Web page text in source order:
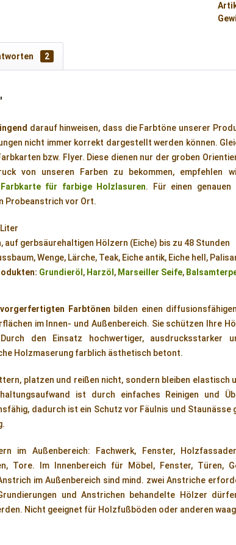
2
darauf hinweisen, dass die Farbtöne unserer
nicht immer korrekt dargestellt werden können.
bzw. Flyer. Diese dienen nur der groben
von unseren Farben zu bekommen, empfehlen
Farbkarte für farbige Holzlasuren. Für einen genauen
Probeanstrich vor Ort.
auf gerbsäurehaltigen Hölzern (Eiche) bis zu 48 Stunden
Wenge, Lärche, Teak, Eiche antik, Eiche hell,
Grundieröl , Harzöl , Marseiller Seife,
Farbtönen bilden einen
im Innen- und Außenbereich. Sie schützen Ihre
den Einsatz hochwertiger, ausdrucksstarker
Holzmaserung farblich ästhetisch betont.
platzen und reißen nicht, sondern bleiben elastisch
ist durch einfaches Reinigen und
dadurch ist ein Schutz vor Fäulnis und Staunässe
im Außenbereich: Fachwerk, Fenster,
Tore. Im Innenbereich für Möbel, Fenster, Türen,
im Außenbereich sind mind. zwei Anstriche
und Anstrichen behandelte Hölzer
Nicht geeignet für Holzfußböden oder anderen